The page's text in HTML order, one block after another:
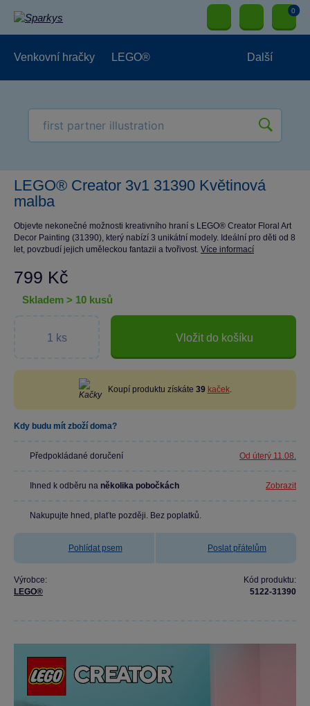
0
Venkovní hračky LEGO® Další
LEGO® Creator 3v1 31390 Květinová
malba
Objevte nekonečné možnosti kreativního hraní s LEGO® Creator Floral Art
Decor Painting (31390), který nabízí 3 unikátní modely. Ideální pro děti od 8
let, povzbudí jejich uměleckou fantazii a tvořivost. Více informací
799 Kč
skladem > 10 kusů
Vložit do košíku
Koupí produktu získáte 39 kaček.
Kdy budu mít zboží doma?
Předpokládané doručení Od úterý 11.08.
Ihned k odběru na několika pobočkách Zobrazit
Nakupujte hned, plaťte později. Bez poplatků.
Pohlídat psem Poslat přátelům
Výrobce:
LEGO®
Kód produktu:
5122-31390